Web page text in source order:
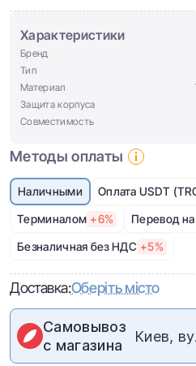
Характеристики
Бренд
Тип
Материал
Защита корпуса
Совместимость
Методы оплаты
Наличными Оплата USDT
Терминалом +6% Перевод на
Безналичная без НДС +5%
Доставка:Оберіть місто
Самовывоз
с магазина
Киев,